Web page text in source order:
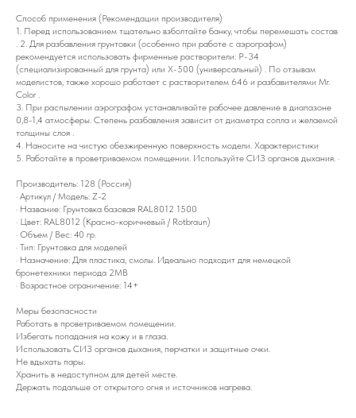
Способ применения (Рекомендации производителя)
1. Перед использованием тщательно взболтайте банку, чтобы перемешать состав
. 2. Для разбавления грунтовки (особенно при работе с аэрографом)
рекомендуется использовать фирменные растворители: Р-34
(специализированный для грунта) или Х-500 (универсальный) . По отзывам
моделистов, также хорошо работает с растворителем 646 и разбавителями Mr.
Color .
3. При распылении аэрографом устанавливайте рабочее давление в диапазоне
0,8-1,4 атмосферы. Степень разбавления зависит от диаметра сопла и желаемой
толщины слоя .
4. Наносите на чистую обезжиренную поверхность модели. Характеристики
5. Работайте в проветриваемом помещении. Используйте СИЗ органов дыхания. ·
Производитель: 128 (Россия)
· Артикул / Модель: Z-2
· Название: Грунтовка базовая RAL8012 1500
· Цвет: RAL8012 (Красно-коричневый / Rotbraun)
· Объем / Вес: 40 гр.
· Тип: Грунтовка для моделей
· Назначение: Для пластика, смолы. Идеально подходит для немецкой
бронетехники периода 2МВ
· Возрастное ограничение: 14+
Меры безопасности
Работать в проветриваемом помещении.
Избегать попадания на кожу и в глаза.
Использовать СИЗ органов дыхания, перчатки и защитные очки.
Не вдыхать пары.
Хранить в недоступном для детей месте.
Держать подальше от открытого огня и источников нагрева.